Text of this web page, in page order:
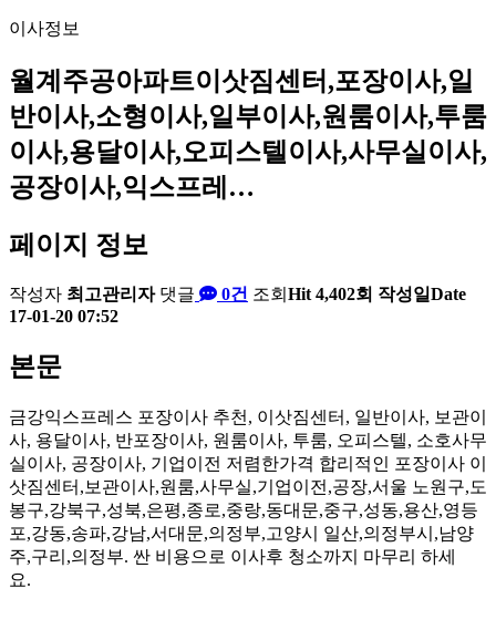
이사정보
월계주공아파트이삿짐센터,포장이사,일
반이사,소형이사,일부이사,원룸이사,투룸
이사,용달이사,오피스텔이사,사무실이사,
공장이사,익스프레…
페이지 정보
작성자 최고관리자 댓글 0건 조회 Hit 4,402회 작성일Date
17-01-20 07:52
본문
금강익스프레스 포장이사 추천, 이삿짐센터, 일반이사, 보관이
사, 용달이사, 반포장이사, 원룸이사, 투룸, 오피스텔, 소호사무
실이사, 공장이사, 기업이전 저렴한가격 합리적인 포장이사 이
삿짐센터,보관이사,원룸,사무실,기업이전,공장,서울 노원구,도
봉구,강북구,성북,은평,종로,중랑,동대문,중구,성동,용산,영등
포,강동,송파,강남,서대문,의정부,고양시 일산,의정부시,남양
주,구리,의정부. 싼 비용으로 이사후 청소까지 마무리 하세
요.